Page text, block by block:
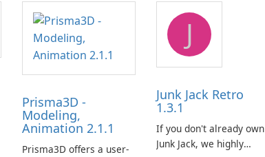
Prisma3D -
Modeling,
Animation 2.1.1
Prisma3D offers a user-
J
Junk Jack Retro
1.3.1
If you don't already own
Junk Jack, we highly